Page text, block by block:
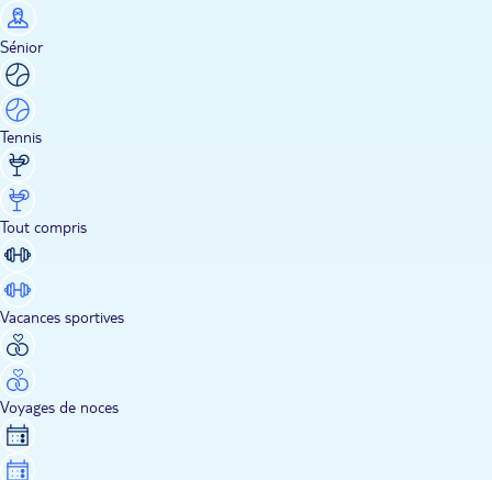
Sénior
Tennis
Tout compris
Vacances sportives
Voyages de noces